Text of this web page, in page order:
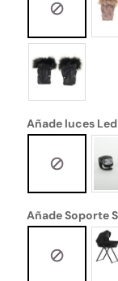
Añade luces Led
Añade Soporte